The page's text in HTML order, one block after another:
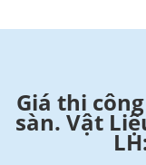
Giá thi
sàn. Vật